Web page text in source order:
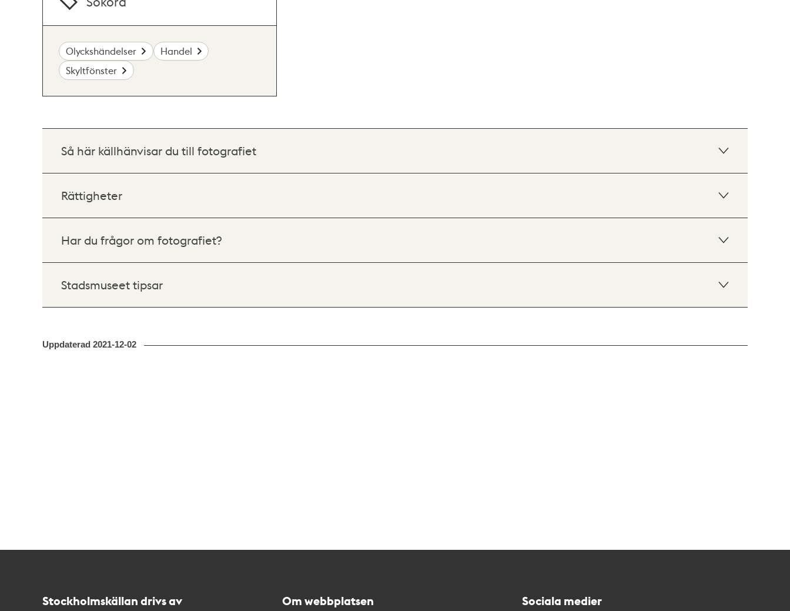
Olyckshändelser
Handel
Skyltfönster
Så här källhänvisar du till fotografiet
Rättigheter
Har du frågor om fotografiet?
Stadsmuseet tipsar
Uppdaterad 2021-12-02
Stockholmskällan drivs av Om webbplatsen Sociala medier